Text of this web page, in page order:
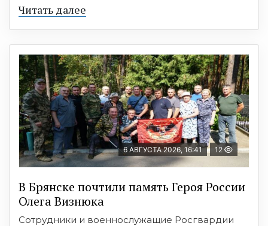
Читать далее
6 АВГУСТА 2026, 16:41 12
В Брянске почтили память Героя России
Олега Визнюка
Сотрудники и военнослужащие Росгвардии